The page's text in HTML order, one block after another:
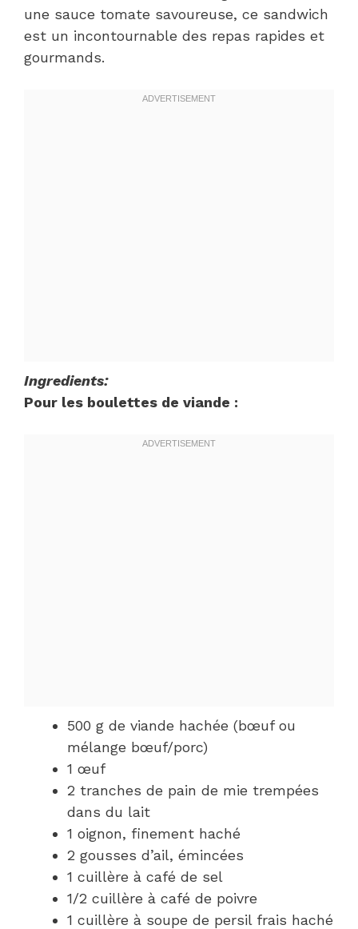
une sauce tomate savoureuse, ce sandwich
est un incontournable des repas rapides et
gourmands.
Ingredients:
Pour les boulettes de viande :
500 g de viande hachée (bœuf ou
mélange bœuf/porc)
1 œuf
2 tranches de pain de mie trempées
dans du lait
1 oignon, finement haché
2 gousses d’ail, émincées
1 cuillère à café de sel
1/2 cuillère à café de poivre
1 cuillère à soupe de persil frais haché